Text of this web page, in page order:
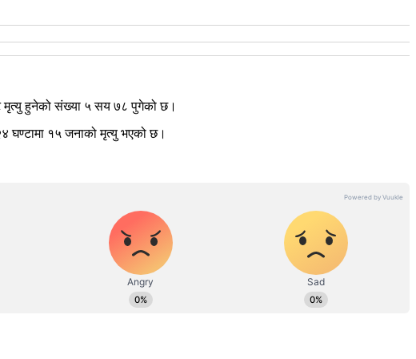
मृत्यु हुनेको संख्या ५ सय ७८ पुगेको छ।
घण्टामा १५ जनाको मृत्यु भएको छ।